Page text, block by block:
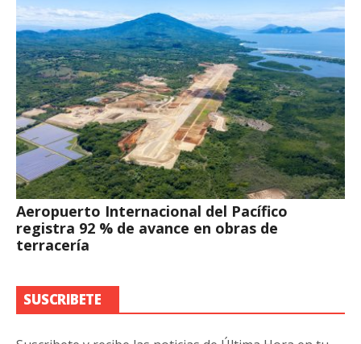
Aeropuerto Internacional del Pacífico
registra 92 % de avance en obras de
terracería
SUSCRIBETE